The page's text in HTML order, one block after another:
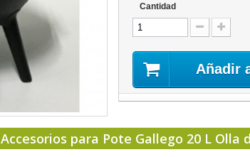
Cantidad
Añadir
Accesorios para Pote Gallego 20 L Olla